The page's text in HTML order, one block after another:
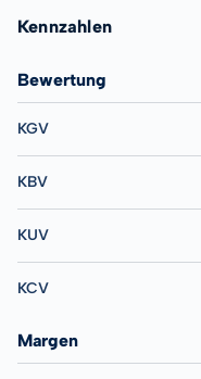
Kennzahlen
Bewertung
KGV
KBV
KUV
KCV
Margen